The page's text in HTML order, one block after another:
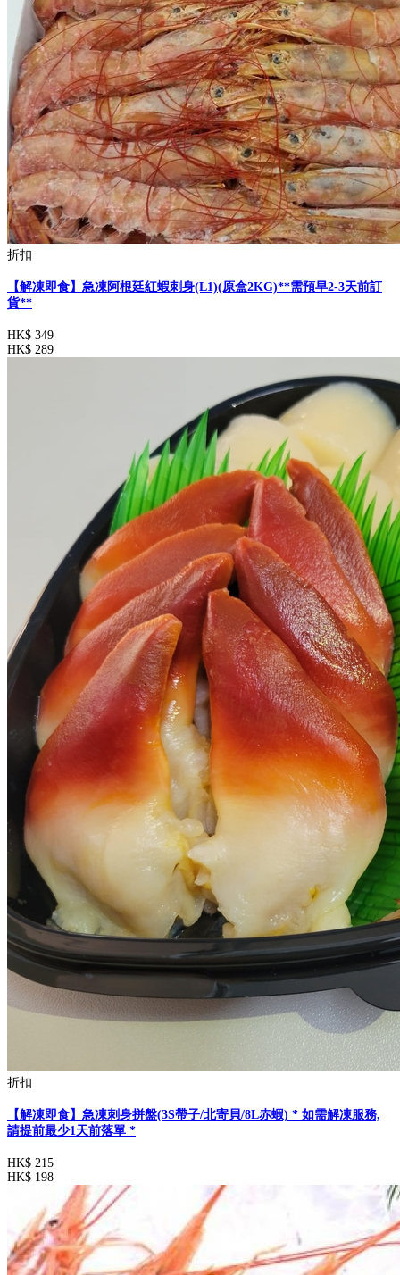
折扣
【解凍即食】急凍阿根廷紅蝦刺身(L1)(原盒2KG)**需預早2-3天前訂
貨**
HK$ 349
HK$ 289
折扣
【解凍即食】急凍刺身拼盤(3S帶子/北寄貝/8L赤蝦) * 如需解凍服務,
請提前最少1天前落單 *
HK$ 215
HK$ 198